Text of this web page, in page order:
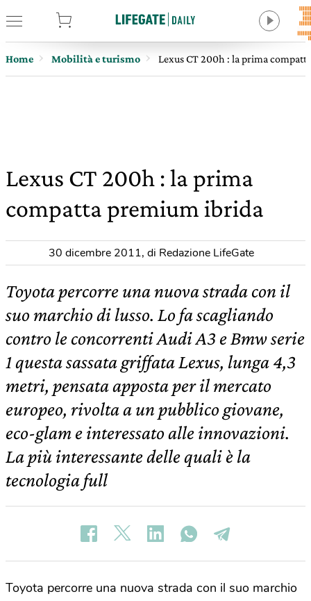
Home Mobilità e turismo Lexus CT 200h : la prima
Lexus CT 200h : la prima
compatta premium ibrida
30 dicembre 2011, di Redazione LifeGate
Toyota percorre una nuova strada con il
suo marchio di lusso. Lo fa scagliando
contro le concorrenti Audi A3 e Bmw serie
1 questa sassata griffata Lexus, lunga 4,3
metri, pensata apposta per il mercato
europeo, rivolta a un pubblico giovane,
eco-glam e interessato alle innovazioni.
La più interessante delle quali è la
tecnologia full
Toyota percorre una nuova strada con il suo marchio